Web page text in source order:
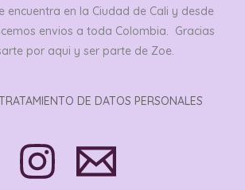
encuentra en la Ciudad de Cali y desde
envios a toda Colombia. Gracias
por aqui y ser parte de Zoe.
DE DATOS PERSONALES